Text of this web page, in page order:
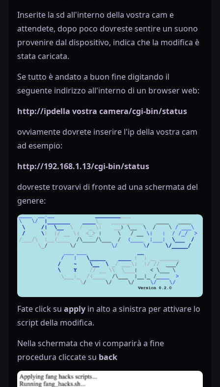
Inserite la sd all'interno della vostra cam e
attendete, dopo poco dovreste sentire un suono
provenire dal dispositivo, indica che la modifica è
stata caricata.
Se tutto è andato a buon fine digitando il
seguente indirizzo all'interno di un browser web:
http://ipdella vostra camera/cgi-bin/status
ovviamente dovrete inserire l'ip della vostra cam
ad esempio:
http://192.168.1.13/cgi-bin/status
dovreste trovarvi di fronte ad una schermata del
genere:
Fate click su apply in alto a sinistra per attivare lo
script della modifica.
Nella schermata che vi comparirà a fine
procedura cliccate su back